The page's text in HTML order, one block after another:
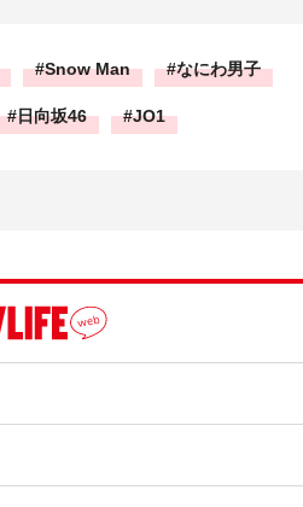
Snow Man なにわ男子
日向坂46 JO1